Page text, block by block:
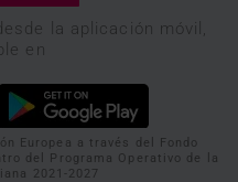
la aplicación móvil,
en
Europea a través del Fondo
del Programa Operativo de la
2021-2027